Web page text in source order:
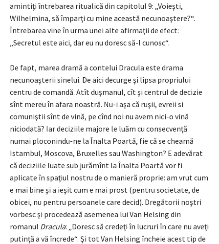
amintiţi întrebarea ritualică din capitolul 9: „Voieşti,
Wilhelmina, să împarţi cu mine această necunoaştere?“.
Întrebarea vine în urma unei alte afirmaţii de efect:
„Secretul este aici, dar eu nu doresc să-l cunosc“.
De fapt, marea dramă a contelui Dracula este drama
necunoaşterii sinelui. De aici decurge şi lipsa propriului
centru de comandă. Atît duşmanul, cît şi centrul de decizie
sînt mereu în afara noastră. Nu-i aşa că ruşii, evreii si
comuniştii sînt de vină, pe cînd noi nu avem nici-o vină
niciodată? Iar deciziile majore le luăm cu consecvenţă
numai ploconindu-ne la Înalta Poartă, fie că se cheamă
Istambul, Moscova, Bruxelles sau Washington? E adevărat
că deciziile luate sub jurămînt la Înalta Poartă vor fi
aplicate în spaţiul nostru de o manieră proprie: am vrut cum
e mai bine şi a ieşit cum e mai prost (pentru societate, de
obicei, nu pentru persoanele care decid). Dregătorii noştri
vorbesc şi procedează asemenea lui Van Helsing din
romanul Dracula: „Doresc să credeţi în lucruri în care nu aveţi
putinţă a vă încrede“. Şi tot Van Helsing încheie acest tip de